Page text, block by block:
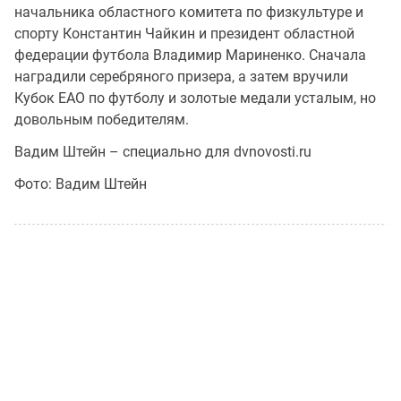
начальника областного комитета по физкультуре и
спорту Константин Чайкин и президент областной
федерации футбола Владимир Мариненко. Сначала
наградили серебряного призера, а затем вручили
Кубок ЕАО по футболу и золотые медали усталым, но
довольным победителям.
Вадим Штейн – специально для dvnovosti.ru
Фото: Вадим Штейн